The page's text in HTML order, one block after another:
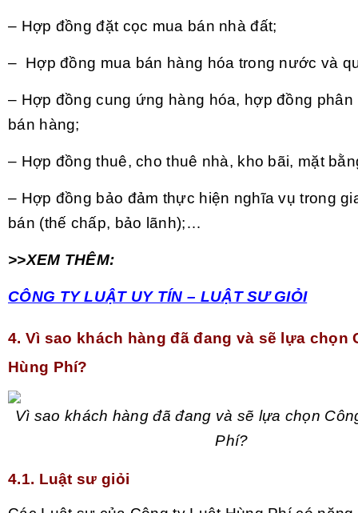
– Hợp đồng đặt cọc mua bán nhà đất;
– Hợp đồng mua bán hàng hóa trong nước và
– Hợp đồng cung ứng hàng hóa, hợp đồng phân
bán hàng;
– Hợp đồng thuê, cho thuê nhà, kho bãi, mặt
– Hợp đồng bảo đảm thực hiện nghĩa vụ trong
bán (thế chấp, bảo lãnh);…
>>XEM THÊM:
CÔNG TY LUẬT UY TÍN – LUẬT SƯ GIỎI
4. Vì sao khách hàng đã đang và sẽ lựa chọn
Hùng Phí?
Vì sao khách hàng đã đang và sẽ lựa chọn
Phí?
4.1. Luật sư giỏi